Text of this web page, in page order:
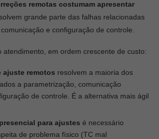
remotas costumam apresentar
grande parte das falhas relacionadas
e configuração de controle.
atendimento, em ordem crescente de custo:
remotos resolvem a maioria dos
a parametrização, comunicação
de controle. É a alternativa mais ágil
para ajustes é necessário
de problema físico (TC mal